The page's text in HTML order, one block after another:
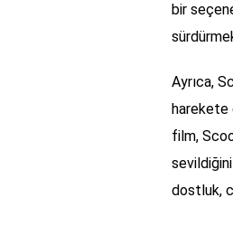
bir
Ayrıca,
harekete
film,
dostluk,